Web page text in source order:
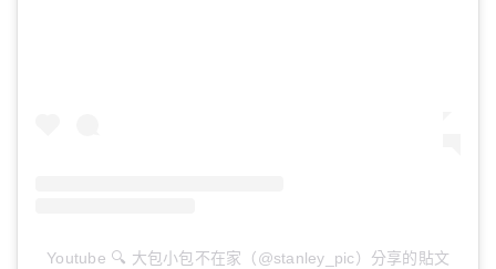
Youtube 🔍 大包小包不在家（@stanley_pic）分享的貼文